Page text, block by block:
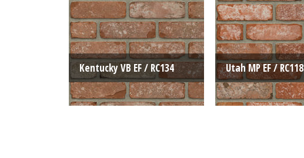
Couleur:
Rouge
Couleur:
Rouge
Kentucky VB EF / RC134 Utah MP EF / RC118